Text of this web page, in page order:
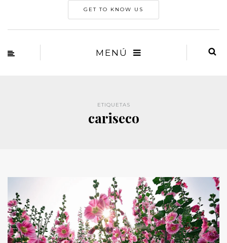
GET TO KNOW US
MENÚ
ETIQUETAS
cariseco